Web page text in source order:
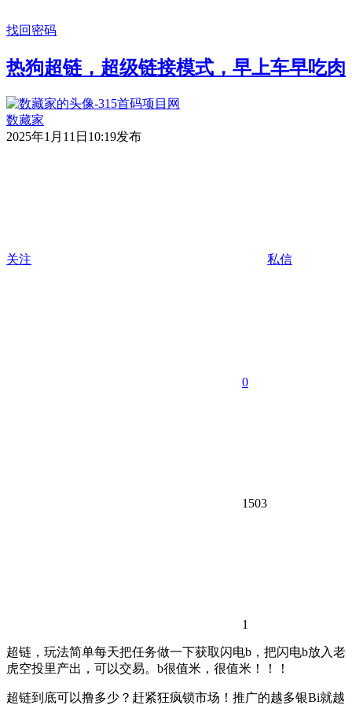
找回密码
热狗超链，超级链接模式，早上车早吃肉
数藏家
2025年1月11日10:19发布
关注 私信
0
1503
1
超链，玩法简单每天把任务做一下获取闪电b，把闪电b放入老
虎空投里产出，可以交易。b很值米，很值米！！！
超链到底可以撸多少？赶紧狂疯锁市场！推广的越多银Bi就越